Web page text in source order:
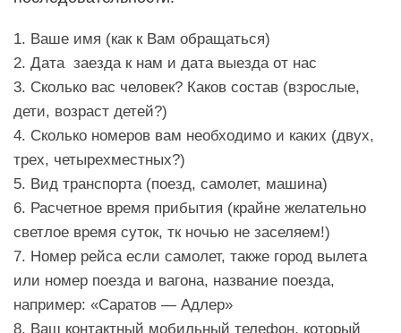
1. Ваше имя (как к Вам обращаться)
2. Дата заезда к нам и дата выезда от нас
3. Сколько вас человек? Каков состав (взрослые,
дети, возраст детей?)
4. Сколько номеров вам необходимо и каких (двух,
трех, четырехместных?)
5. Вид транспорта (поезд, самолет, машина)
6. Расчетное время прибытия (крайне желательно
светлое время суток, тк ночью не заселяем!)
7. Номер рейса если самолет, также город вылета
или номер поезда и вагона, название поезда,
например: «Саратов — Адлер»
8. Ваш контактный мобильный телефон, который